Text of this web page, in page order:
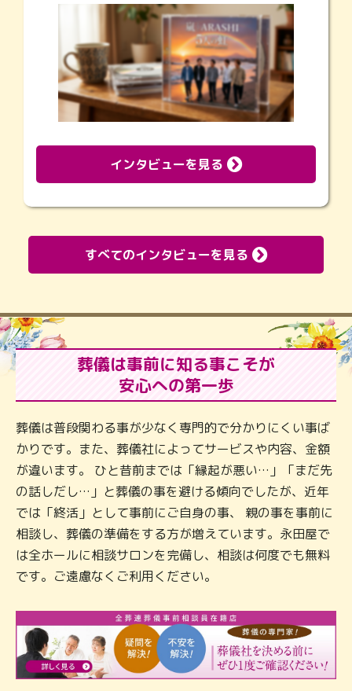
インタビューを見る
すべてのインタビューを見る
葬儀は事前に知る事こそが
安心への第一歩
葬儀は普段関わる事が少なく専門的で分かりにくい事ば
かりです。また、葬儀社によってサービスや内容、金額
が違います。 ひと昔前までは「縁起が悪い…」「まだ先
の話しだし…」と葬儀の事を避ける傾向でしたが、近年
では「終活」として事前にご自身の事、 親の事を事前に
相談し、葬儀の準備をする方が増えています。永田屋で
は全ホールに相談サロンを完備し、相談は何度でも無料
です。ご遠慮なくご利用ください。